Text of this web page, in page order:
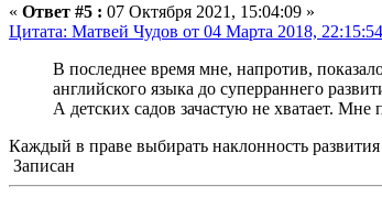
« Ответ #5 : 07 Октября 2021, 15:04:09 »
Цитата: Матвей Чудов от 04 Марта 2018, 22:15:54
В последнее время мне, напротив,
английского языка до суперраннего
А детских садов зачастую не хватает.
Каждый в праве выбирать наклонность
Записан